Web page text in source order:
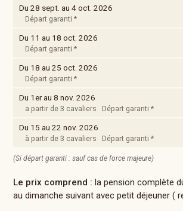
Du 28 sept. au 4 oct. 2026
Départ garanti *
Du 11 au 18 oct. 2026
Départ garanti *
Du 18 au 25 oct. 2026
Départ garanti *
Du 1er au 8 nov. 2026
a partir de 3 cavaliers Départ garanti *
Du 15 au 22 nov. 2026
à partir de 3 cavaliers Départ garanti *
(Si départ garanti : sauf cas de force majeure)
Le prix comprend : la pension complète
au dimanche suivant avec petit déjeuner (